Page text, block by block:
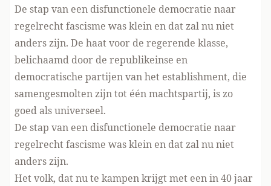
De stap van een disfunctionele democratie naar
regelrecht fascisme was klein en dat zal nu niet
anders zijn. De haat voor de regerende klasse,
belichaamd door de republikeinse en
democratische partijen van het establishment, die
samengesmolten zijn tot één machtspartij, is zo
goed als universeel.
De stap van een disfunctionele democratie naar
regelrecht fascisme was klein en dat zal nu niet
anders zijn.
Het volk, dat nu te kampen krijgt met een in 40 jaar